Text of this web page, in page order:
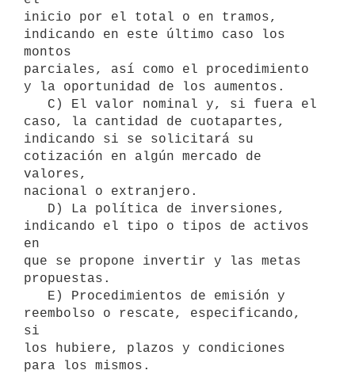
inicio por el total o en tramos,
indicando en este último caso los
montos
parciales, así como el procedimiento
y la oportunidad de los aumentos.
caso, la cantidad de cuotapartes,
indicando si se solicitará su
cotización en algún mercado de
valores,
nacional o extranjero.
indicando el tipo o tipos de activos
en
que se propone invertir y las metas
propuestas.
reembolso o rescate, especificando,
si
los hubiere, plazos y condiciones
para los mismos.